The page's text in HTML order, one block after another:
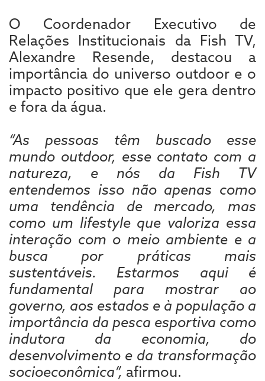
O Coordenador Executivo de
Relações Institucionais da Fish TV,
Alexandre Resende, destacou a
importância do universo outdoor e o
impacto positivo que ele gera dentro
e fora da água.
“As pessoas têm buscado esse
mundo outdoor, esse contato com a
natureza, e nós da Fish TV
entendemos isso não apenas como
uma tendência de mercado, mas
como um lifestyle que valoriza essa
interação com o meio ambiente e a
busca por práticas mais
sustentáveis. Estarmos aqui é
fundamental para mostrar ao
governo, aos estados e à população a
importância da pesca esportiva como
indutora da economia, do
desenvolvimento e da transformação
socioeconômica”, afirmou.